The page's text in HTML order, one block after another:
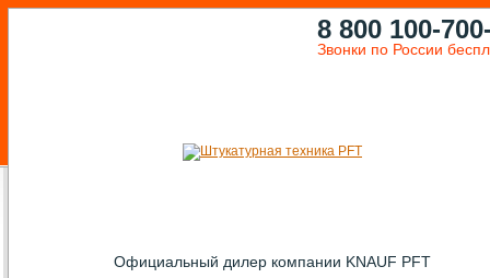
Официальный дилер компании KNAUF PFT
8 800 100-
Звонки по России